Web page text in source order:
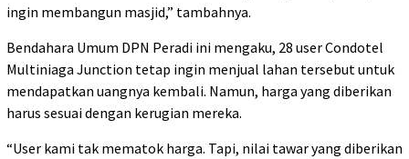
ingin membangun masjid,” tambahnya.
Bendahara Umum DPN Peradi ini mengaku, 28 user Condotel
Multiniaga Junction tetap ingin menjual lahan tersebut untuk
mendapatkan uangnya kembali. Namun, harga yang diberikan
harus sesuai dengan kerugian mereka.
“User kami tak mematok harga. Tapi, nilai tawar yang diberikan